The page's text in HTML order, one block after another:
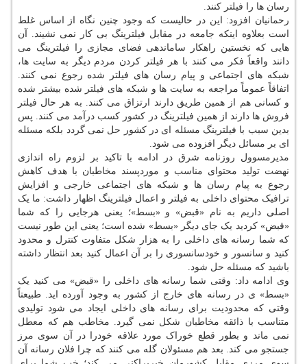
رسان ها را فیلتر کنند.
رحمانیان افزود: این در حالیست که وجود چنین نگاه از اساس غلط
است بعلاوه اینکه جامعه در مقابل فیلترینگ بی کار نمی نشیند. آن
هایی که نخستین راهکار ساماندهی فضای مجازی را فیلترینگ می
دانند واقعاً فکر می کنند با هر فیلتر کردن مردم دیگر به سایت ها،
شبکه های اجتماعی و پیام رسان های فیلتر شده رجوع نمی کنند.
اتفاقاً عموماً مراجعه به سایت ها و شبکه های فیلتر شده بیشتر شده
و کسانی هم از همین طریق دارند ارتزاق می کنند. به هر حال فیلتر
فروش ها دارند از همین فیلترینگ در کشور کسب درآمد می کنند. پس
بدین سبب با فیلترینگ مسئله ای در کشور حل نمی گردد بلکه مسئله
ای بر مسائل دیگر افزوده می شود.
مدیرمسوول روزنامه شرق در ادامه با تاکید بر لزوم راه اندازی
نهضت تولید محتوای مناسب و موردپسند مخاطبان با هدف کاهش
رجوع به پیام رسان ها و شبکه های اجتماعی خارجی و افزایش
ترافیک محتوای داخلی به فیلتر و اعمال فیلترینگ اظهار داشت: ما یک
اصلی داریم به نام «قبض» و «بسط»؛ یعنی هرجایی را که شما
«قبض» کردید یک جای دیگر «بسط» شده است؛ یعنی این طور نیست
که شما رسانه های داخلی را به هزار شکل متفاوت کنترل و محدود
کنید و سانسور و خودسانسوری را بر آن اعمال کنید بعد انتظار داشته
باشید که مسئله حل شود.
وی ادامه داد: وقتی شما رسانه های داخلی را «قبض» می کنید یک
«بسط» ی در رسانه های خارج از کشور به وجود آورده اید. طبیعتاً
وقتی که محدودیت برای رسانه های داخلی ایجاد می شود تولیدی
متناسب با ذائقه مخاطبان شکل نمی گیرد. مخاطب هم که معطل
نمی ماند و بطور قطع خوراک مورد علاقه خودرا در آن سوی مرز
جستجو می کند. بعد هم مسئولان گله می کنند که چرا فلان رسانه آن